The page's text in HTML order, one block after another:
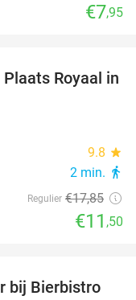
€7,95
36%
Royaal in
9.8 star
2 min. directions_walk
Regulier €17,85
€11 ,50
41%
bij Bierbistro